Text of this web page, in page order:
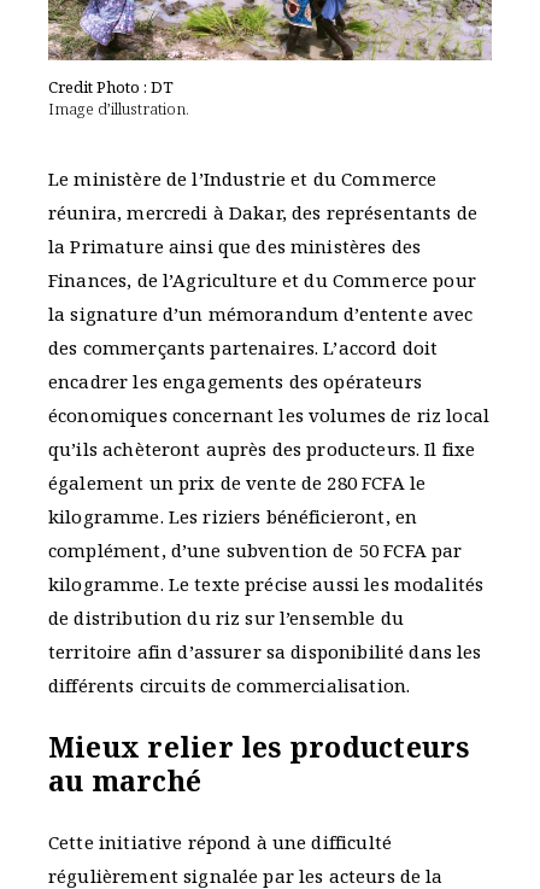
Credit Photo : DT
Image d’illustration.
Le ministère de l’Industrie et du Commerce
réunira, mercredi à Dakar, des représentants de
la Primature ainsi que des ministères des
Finances, de l’Agriculture et du Commerce pour
la signature d’un mémorandum d’entente avec
des commerçants partenaires. L’accord doit
encadrer les engagements des opérateurs
économiques concernant les volumes de riz local
qu’ils achèteront auprès des producteurs. Il fixe
également un prix de vente de 280 FCFA le
kilogramme. Les riziers bénéficieront, en
complément, d’une subvention de 50 FCFA par
kilogramme. Le texte précise aussi les modalités
de distribution du riz sur l’ensemble du
territoire afin d’assurer sa disponibilité dans les
différents circuits de commercialisation.
Mieux relier les producteurs
au marché
Cette initiative répond à une difficulté
régulièrement signalée par les acteurs de la